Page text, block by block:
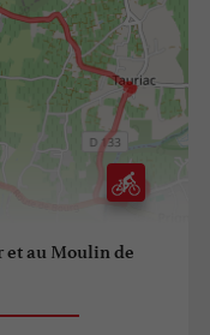
et au Moulin de